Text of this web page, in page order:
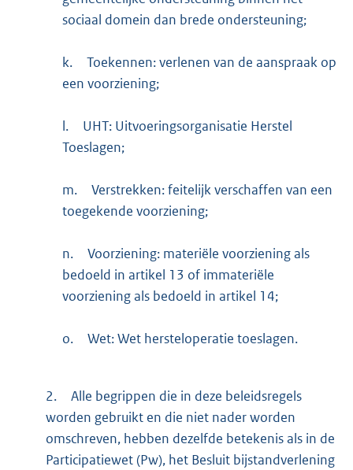
sociaal domein dan brede ondersteuning;
k.
Toekennen: verlenen van de aanspraak op
een voorziening;
l.
UHT: Uitvoeringsorganisatie Herstel
Toeslagen;
m.
Verstrekken: feitelijk verschaffen van een
toegekende voorziening;
n.
Voorziening: materiële voorziening als
bedoeld in artikel 13 of immateriële
voorziening als bedoeld in artikel 14;
o. Wet: Wet hersteloperatie toeslagen.
2.
Alle begrippen die in deze beleidsregels
worden gebruikt en die niet nader worden
omschreven, hebben dezelfde betekenis als in de
Participatiewet (Pw), het Besluit bijstandverlening